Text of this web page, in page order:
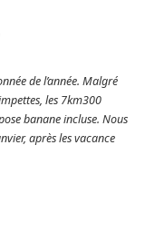
de l’année. Malgré
les 7km300
banane incluse. Nous
après les vacance